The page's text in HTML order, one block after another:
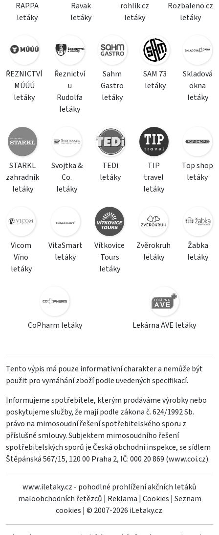
RAPPA
letáky
Ravak
letáky
rohlik.cz
letáky
Rozbaleno.cz
letáky
ŘEZNICTVÍ
MÚÚÚ
letáky
Řeznictví
u
Rudolfa
letáky
Sahm
Gastro
letáky
SAM 73
letáky
Skladová
okna
letáky
STARKL
zahradník
letáky
Svojtka &
Co.
letáky
TEDi
letáky
TIP
travel
letáky
Top shop
letáky
Vicom
Víno
letáky
VitaSmart
letáky
Vítkovice
Tours
letáky
Zvěrokruh
letáky
Žabka
letáky
CoPharm letáky Lekárna AVE letáky
Tento výpis má pouze informativní charakter a nemůže být
použit pro vymáhání zboží podle uvedených specifikací.
Informujeme spotřebitele, kterým prodáváme výrobky nebo
poskytujeme služby, že mají podle zákona č. 624/1992 Sb.
právo na mimosoudní řešení spotřebitelského sporu z
příslušné smlouvy. Subjektem mimosoudního řešení
spotřebitelských sporů je Česká obchodní inspekce, se sídlem
Štěpánská 567/15, 120 00 Praha 2, IČ: 000 20 869 (www.coi.cz).
www.iletaky.cz - pohodlné prohlížení akčních letáků
maloobchodních řetězců | Reklama | Cookies | Seznam
cookies | © 2007-2026 iLetaky.cz.